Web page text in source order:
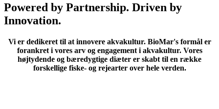
Powered by Partnership. Driven by
Innovation.
Vi er dedikeret til at innovere akvakultur.BioMar's formål er
forankret i vores arv og engagement i akvakultur. Vores
højtydende og bæredygtige diæter er skabt til en række
forskellige fiske- og rejearter over hele verden.